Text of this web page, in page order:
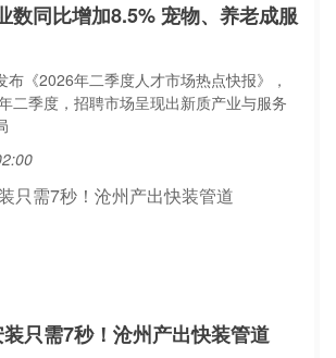
数同比增加8.5% 宠物、养老成服
布《2026年二季度人才市场热点快报》，
二季度，招聘市场呈现出新质产业与服务
只需7秒！沧州产出快装管道